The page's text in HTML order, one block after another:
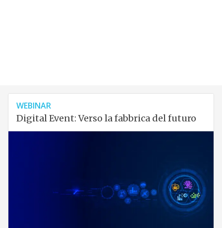
WEBINAR
Digital Event: Verso la fabbrica del futuro